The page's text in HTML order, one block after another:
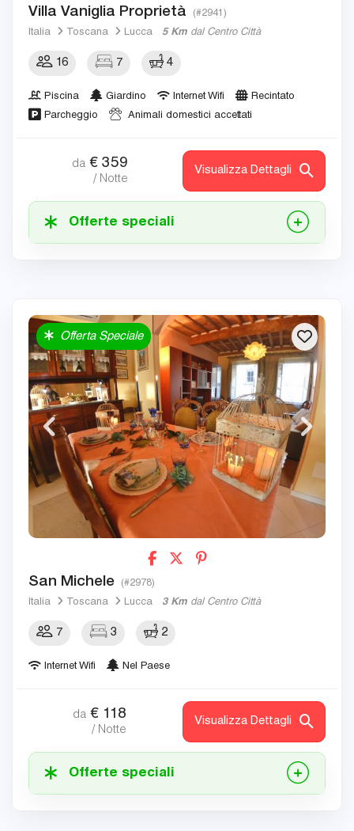
Villa Vaniglia Proprietà (#2941)
Italia Toscana Lucca 5 Km dal Centro Città
16 7 4
Piscina Giardino Internet Wifi
Recintato
Parcheggio
Animali domestici accettati
da € 359
/ Notte
Visualizza Dettagli
Offerte speciali
Offerta Speciale
San Michele (#2978)
Italia Toscana Lucca 3 Km dal Centro Città
7 3 2
Internet Wifi Nel Paese
da € 118
/ Notte
Visualizza Dettagli
Offerte speciali